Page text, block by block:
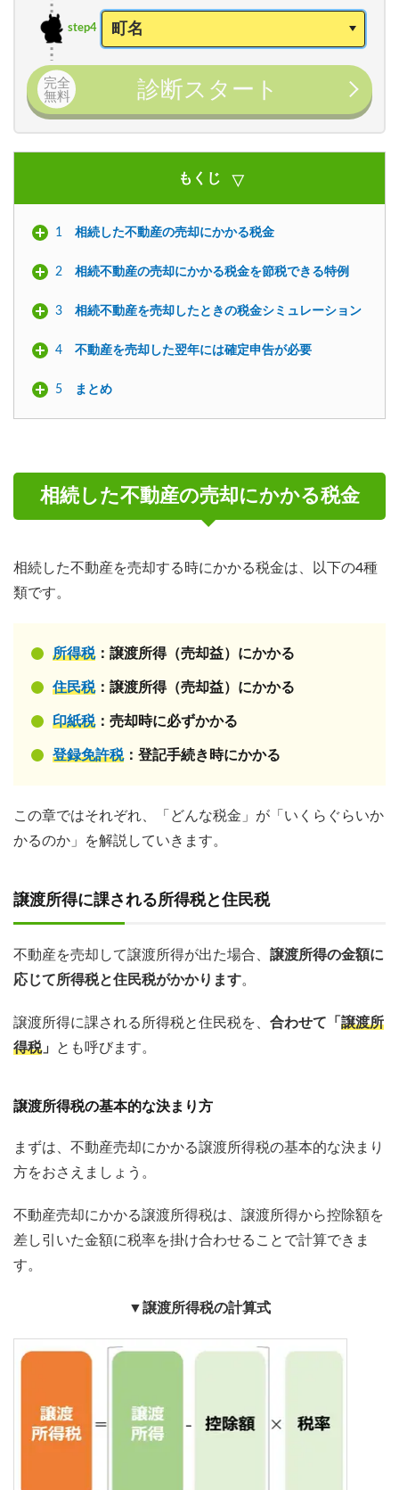
step4
完全
無料
診断スタート
もくじ
1 相続した不動産の売却にかかる税金
2 相続不動産の売却にかかる税金を節税できる特例
3 相続不動産を売却したときの税金シミュレーション
4 不動産を売却した翌年には確定申告が必要
5 まとめ
相続した不動産の売却にかかる税金
相続した不動産を売却する時にかかる税金は、以下の4種
類です。
所得税：譲渡所得（売却益）にかかる
住民税：譲渡所得（売却益）にかかる
印紙税：売却時に必ずかかる
登録免許税：登記手続き時にかかる
この章ではそれぞれ、「どんな税金」が「いくらぐらいか
かるのか」を解説していきます。
譲渡所得に課される所得税と住民税
不動産を売却して譲渡所得が出た場合、 譲渡所得の金額に
応じて所得税と住民税がかかります。
譲渡所得に課される所得税と住民税を、 合わせて「 譲渡所
得税」 とも呼びます。
譲渡所得税の基本的な決まり方
まずは、不動産売却にかかる譲渡所得税の基本的な決まり
方をおさえましょう。
不動産売却にかかる譲渡所得税は、譲渡所得から控除額を
差し引いた金額に税率を掛け合わせることで計算できま
す。
▼譲渡所得税の計算式